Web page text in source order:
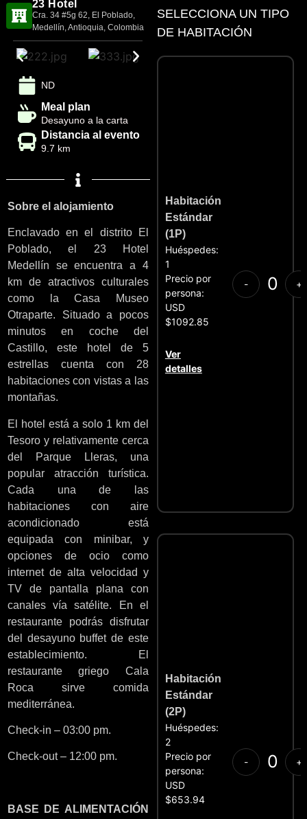
23 Hotel
Cra. 34 #5g 62, El Poblado,
Medellín, Antioquia, Colombia
ND
Meal plan
Desayuno a la carta
Distancia al evento
9.7 km
Sobre el alojamiento
Enclavado en el distrito El
Poblado, el 23 Hotel
Medellín se encuentra a 4
km de atractivos culturales
como la Casa Museo
Otraparte. Situado a pocos
minutos en coche del
Castillo, este hotel de 5
estrellas cuenta con 28
habitaciones con vistas a las
montañas.
El hotel está a solo 1 km del
Tesoro y relativamente cerca
del Parque Lleras, una
popular atracción turística.
Cada una de las
habitaciones con aire
acondicionado está
equipada con minibar, y
opciones de ocio como
internet de alta velocidad y
TV de pantalla plana con
canales vía satélite. En el
restaurante podrás disfrutar
del desayuno buffet de este
establecimiento. El
restaurante griego Cala
Roca sirve comida
mediterránea.
Check-in – 03:00 pm.
Check-out – 12:00 pm.
BASE DE ALIMENTACIÓN
SELECCIONA UN TIPO
DE HABITACIÓN
Habitación
Estándar
(1P)
Huéspedes:
1
Precio por
persona:
USD
$1092.85
Ver
detalles
- +
Habitación
Estándar
(2P)
Huéspedes:
2
Precio por
persona:
USD
$653.94
- +